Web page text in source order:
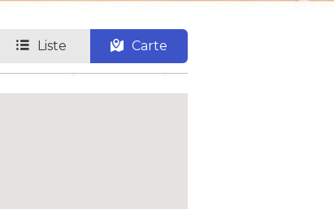
Liste Carte